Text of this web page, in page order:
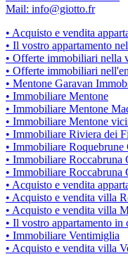
Mail: info@giotto.fr
• Acquisto e vendita
• Il vostro appartamento
• Offerte immobiliari nella
• Offerte immobiliari
• Mentone Garavan
• Immobiliare Mentone
• Immobiliare Mentone
• Immobiliare Mentone
• Immobiliare Riviera dei
• Immobiliare Roquebrune
• Immobiliare Roccabruna
• Immobiliare Roccabruna
• Acquisto e vendita
• Acquisto e vendita villa
• Acquisto e vendita villa
• Il vostro appartamento in
• Immobiliare Ventimiglia
• Acquisto e vendita villa